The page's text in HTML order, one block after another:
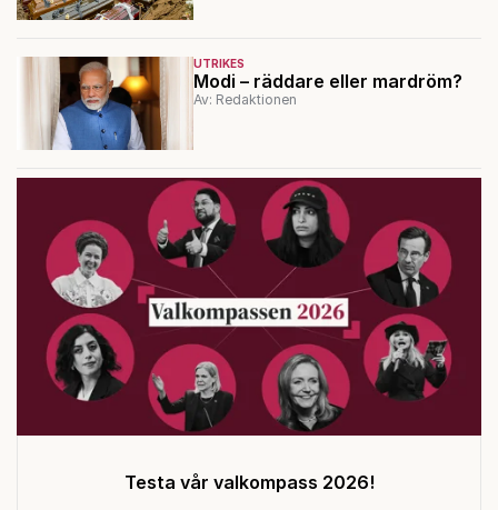
UTRIKES
Modi – räddare eller mardröm?
Av: Redaktionen
Testa vår valkompass 2026!